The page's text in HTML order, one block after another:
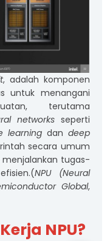
, adalah komponen
untuk menangani
terutama
networksseperti
learningdan deep
secara umum
menjalankan tugas-
NPU (Neural
Global,
NPU?